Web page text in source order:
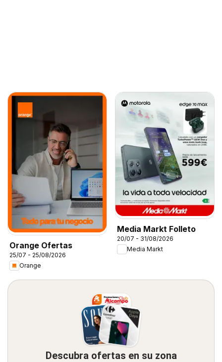
Orange Ofertas
25/07 - 25/08/2026
Orange
Media Markt Folleto
20/07 - 31/08/2026
Media Markt
Descubra ofertas en su zona